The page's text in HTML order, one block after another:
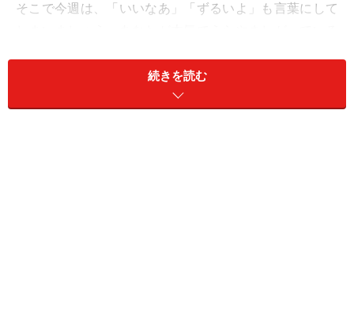
そこで今週は、「いいなあ」「ずるいよ」も言葉にして
誰にも言えない裏話、「いいことばかりじゃなくて
さ……」を聞けたりするでしょう。
続きを読む